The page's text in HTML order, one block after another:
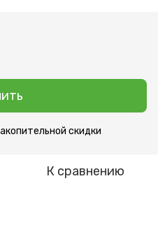
скидки
К сравнению